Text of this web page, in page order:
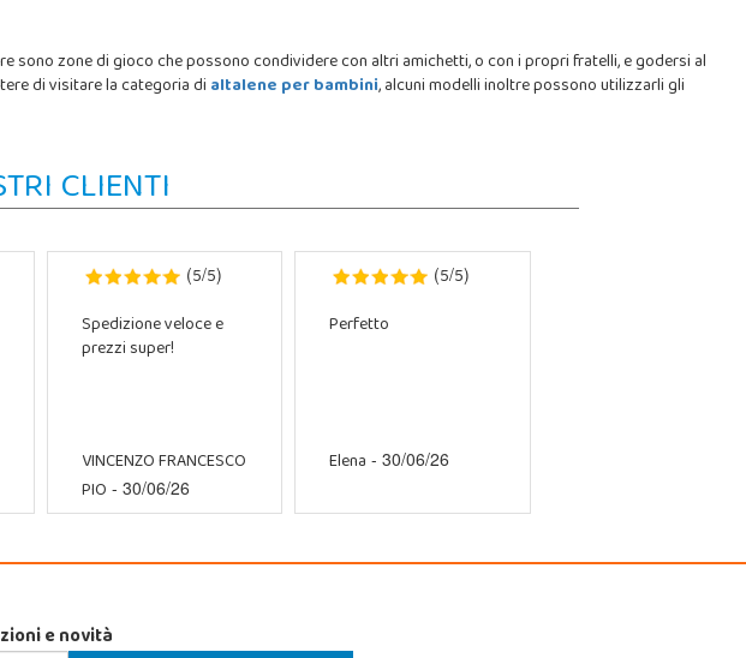
sono zone di gioco che possono condividere con altri amichetti, o con i propri fratelli, e godersi al
di visitare la categoria dialtalene per bambini, alcuni modelli inoltre possono utilizzarli gli
CLIENTI
(5/5)
Spedizione veloce e
prezzi super!
VINCENZO FRANCESCO
PIO - 30/06/26
(5/5)
Perfetto
Elena - 30/06/26
e novità